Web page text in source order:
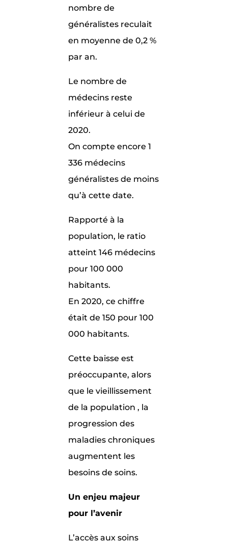
nombre de
généralistes reculait
en moyenne de 0,2 %
par an.
Le nombre de
médecins reste
inférieur à celui de
2020.
On compte encore 1
336 médecins
généralistes de moins
qu’à cette date.
Rapporté à la
population, le ratio
atteint 146 médecins
pour 100 000
habitants.
En 2020, ce chiffre
était de 150 pour 100
000 habitants.
Cette baisse est
préoccupante, alors
que le vieillissement
de la population , la
progression des
maladies chroniques
augmentent les
besoins de soins.
Un enjeu majeur
pour l’avenir
L’accès aux soins